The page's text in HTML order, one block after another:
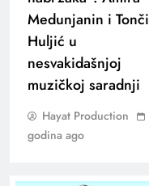
Medunjanin i Tonči
Huljić u
nesvakidašnjoj
muzičkoj saradnji
Hayat Production
godina ago